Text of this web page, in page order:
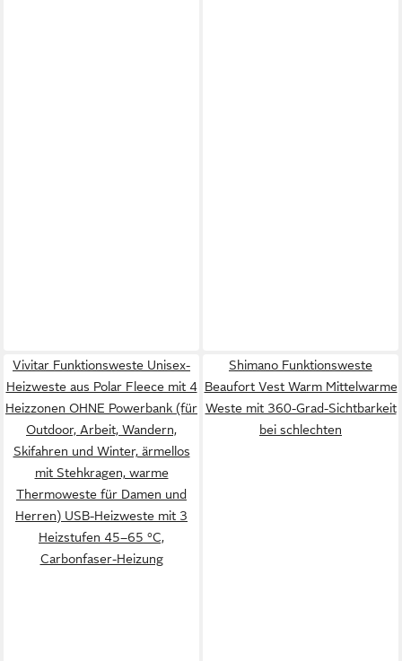
Vivitar Funktionsweste Unisex-
Heizweste aus Polar Fleece mit 4
Heizzonen OHNE Powerbank (für
Outdoor, Arbeit, Wandern,
Skifahren und Winter, ärmellos
mit Stehkragen, warme
Thermoweste für Damen und
Herren) USB-Heizweste mit 3
Heizstufen 45–65 °C,
Carbonfaser-Heizung
Shimano Funktionsweste
Beaufort Vest Warm Mittelwarme
Weste mit 360-Grad-Sichtbarkeit
bei schlechten